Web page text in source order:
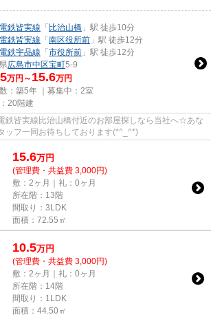
鉄皆実線 「 比治山橋 」駅 徒歩10分
鉄皆実線 「 南区役所前 」駅 徒歩12分
鉄宇品線 「 市役所前 」駅 徒歩12分
広島市中区宝町5-9
万円～ 15.6万円
：築5年 ｜募集中： 2室
20階建
鉄皆実線比治山橋付近のお部屋探しなら当社へ☆あな
ッフ一同お待ちしております(*^_^*)
15.6万円
(管理費・共益費 3,000円)
敷：2ヶ月｜礼：0ヶ月
所在階：13階
間取り：3LDK
面積：72.55㎡
10.5万円
(管理費・共益費 3,000円)
敷：2ヶ月｜礼：0ヶ月
所在階：14階
間取り：1LDK
面積：44.50㎡